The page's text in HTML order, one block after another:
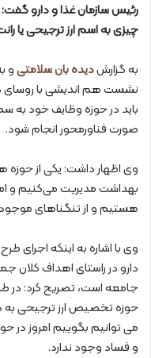
رئیس سازمان غذا و دارو گفت:
چیزی به اسم ارز ترجیحی یا
به گزارشدیده بان سلامتیو
نشست هم اندیشی با روسای
باید در حوزه وظایف خود به
صورت فناورمحور انجام شود.
وی اظهار داشت: یکی از حوزه
بهداشت مدیریت می‌کنیم و
هستیم و از تنگناهای موجود
وی با اشاره به اینکه اجرای
دارو در راستای اهداف کلان
جامعه است، تصریح کرد: در
حوزه تخصیص ارز ترجیحی به
می توانیم بگوییم امروز در
و فساد وجود ندارد.